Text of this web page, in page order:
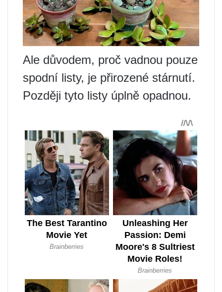
Ale důvodem, proč vadnou pouze
spodní listy, je přirozené stárnutí.
Později tyto listy úplně opadnou.